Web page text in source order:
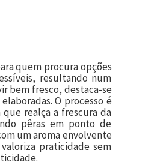
quem procura opções
resultando num
bem fresco, destaca-se
O processo é
realça a frescura da
pêras em ponto de
um aroma envolvente
praticidade sem